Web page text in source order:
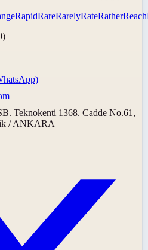
RapidRareRarelyRateRatherReach
Teknokenti 1368. Cadde No.61,
/ ANKARA